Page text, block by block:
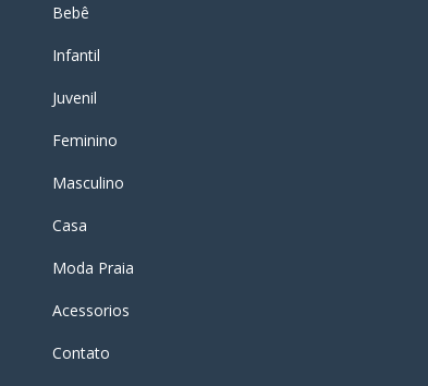
Bebê
Infantil
Juvenil
Feminino
Masculino
Casa
Moda Praia
Acessorios
Contato